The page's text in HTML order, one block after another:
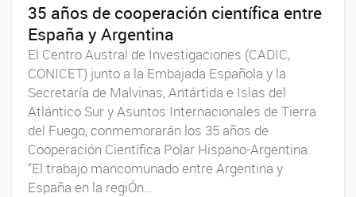
35 años de cooperación científica entre
España y Argentina
El Centro Austral de Investigaciones (CADIC,
CONICET) junto a la Embajada Española y la
Secretaría de Malvinas, Antártida e Islas del
Atlántico Sur y Asuntos Internacionales de Tierra
del Fuego, conmemorarán los 35 años de
Cooperación Científica Polar Hispano-Argentina.
“El trabajo mancomunado entre Argentina y
España en la regiÓn...